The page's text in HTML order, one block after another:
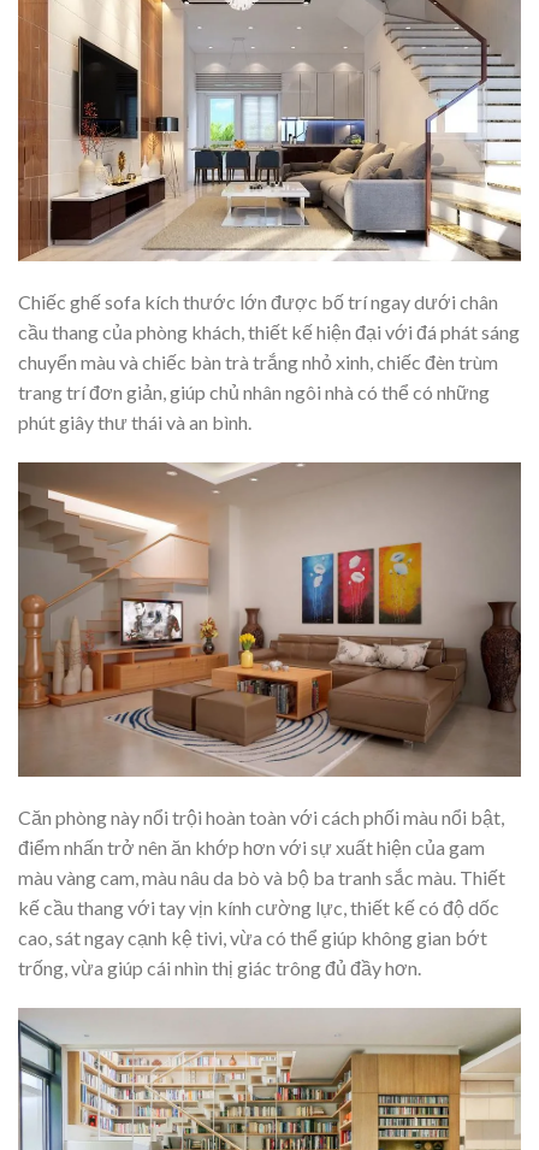
Chiếc ghế sofa kích thước lớn được bố trí ngay dưới chân
cầu thang của phòng khách, thiết kế hiện đại với đá phát sáng
chuyển màu và chiếc bàn trà trắng nhỏ xinh, chiếc đèn trùm
trang trí đơn giản, giúp chủ nhân ngôi nhà có thể có những
phút giây thư thái và an bình.
Căn phòng này nổi trội hoàn toàn với cách phối màu nổi bật,
điểm nhấn trở nên ăn khớp hơn với sự xuất hiện của gam
màu vàng cam, màu nâu da bò và bộ ba tranh sắc màu. Thiết
kế cầu thang với tay vịn kính cường lực, thiết kế có độ dốc
cao, sát ngay cạnh kệ tivi, vừa có thể giúp không gian bớt
trống, vừa giúp cái nhìn thị giác trông đủ đầy hơn.